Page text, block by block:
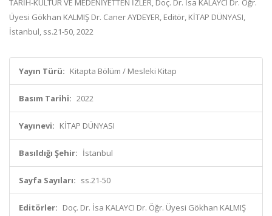
TARİH‐KÜLTÜR VE MEDENİYETTEN İZLER, Doç. Dr. İsa KALAYCI Dr. Öğr.
Üyesi Gökhan KALMIŞ Dr. Caner AYDEYER, Editör, KİTAP DÜNYASI,
İstanbul, ss.21-50, 2022
Yayın Türü: Kitapta Bölüm / Mesleki Kitap
Basım Tarihi: 2022
Yayınevi: KİTAP DÜNYASI
Basıldığı Şehir: İstanbul
Sayfa Sayıları: ss.21-50
Editörler: Doç. Dr. İsa KALAYCI Dr. Öğr. Üyesi Gökhan KALMIŞ